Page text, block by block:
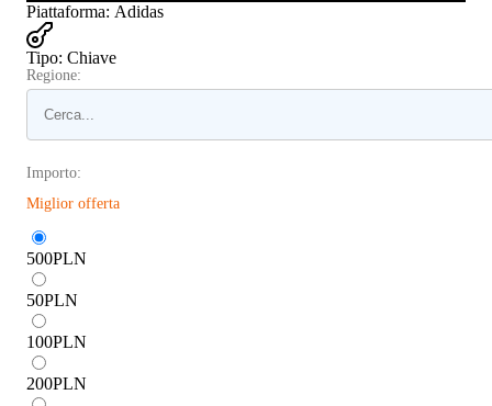
Piattaforma: Adidas
Tipo: Chiave
Regione:
Importo:
Miglior offerta
500PLN
50PLN
100PLN
200PLN